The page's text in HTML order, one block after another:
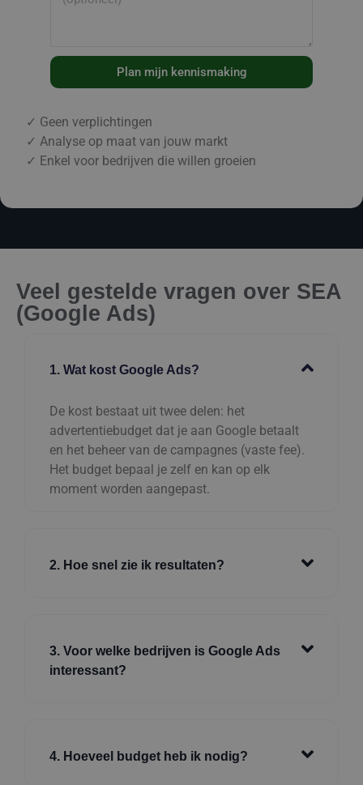
Plan mijn kennismaking
✓ Geen verplichtingen
✓ Analyse op maat van jouw markt
✓ Enkel voor bedrijven die willen groeien
Veel gestelde vragen over SEA
(Google Ads)
1. Wat kost Google Ads?
De kost bestaat uit twee delen: het
advertentiebudget dat je aan Google betaalt
en het beheer van de campagnes (vaste fee).
Het budget bepaal je zelf en kan op elk
moment worden aangepast.
2. Hoe snel zie ik resultaten?
3. Voor welke bedrijven is Google Ads
interessant?
4. Hoeveel budget heb ik nodig?